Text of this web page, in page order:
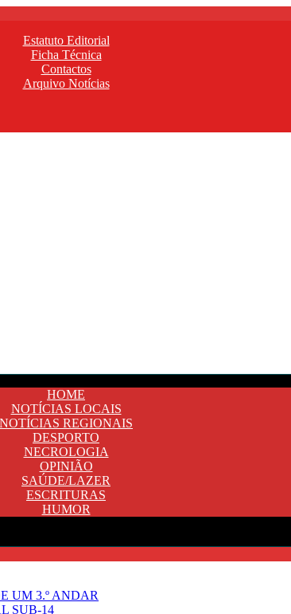
Estatuto Editorial
Ficha Técnica
Contactos
Arquivo Notícias
HOME
NOTÍCIAS LOCAIS
NOTÍCIAS REGIONAIS
DESPORTO
NECROLOGIA
OPINIÃO
SAÚDE/LAZER
ESCRITURAS
HUMOR
UM 3.º ANDAR
SUB-14